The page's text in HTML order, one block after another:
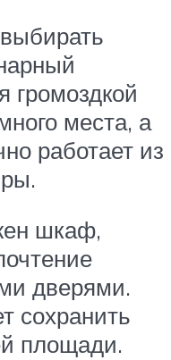
громоздкой
места, а
работает из
шкаф,
дверями.
сохранить
площади.